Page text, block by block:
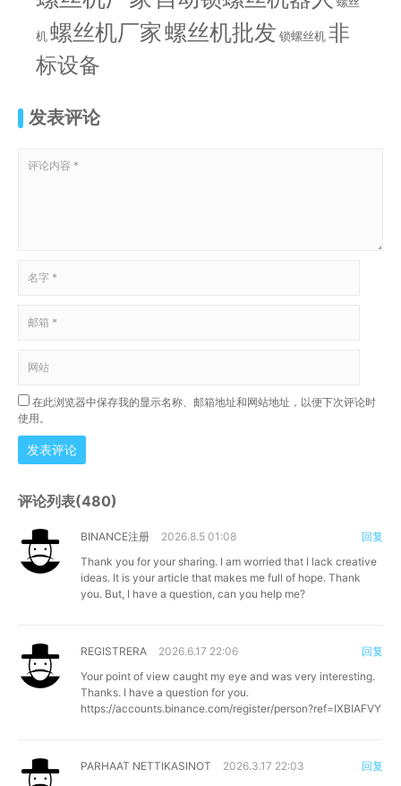
机螺丝机厂家螺丝机批发 锁螺丝机非
标设备
发表评论
在此浏览器中保存我的显示名称、邮箱地址和网站地址，以便下次评论时
使用。
发表评论
评论列表(480)
BINANCE注册
2026.8.5 01:08
Thank you for your sharing. I am worried that I lack creative
ideas. It is your article that makes me full of hope. Thank
you. But, I have a question, can you help me?
回复
REGISTRERA
2026.6.17 22:06
Your point of view caught my eye and was very interesting.
Thanks. I have a question for you.
https://accounts.binance.com/register/person?ref=IXBIAFVY
回复
PARHAAT NETTIKASINOT
2026.3.17 22:03
回复